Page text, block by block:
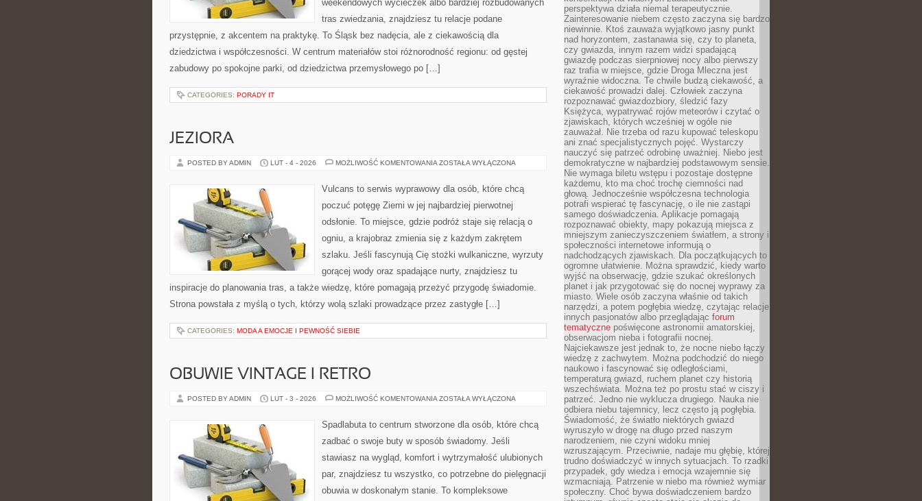
weekendowych wycieczek albo bardziej rozbudowanych
tras zwiedzania, znajdziesz tu relacje podane
przystępnie, z akcentem na praktykę. To Śląsk bez nadęcia, ale z ciekawością dla
dziedzictwa i współczesności. W centrum materiałów stoi różnorodność regionu: od gęstej
zabudowy po spokojne parki, od dziedzictwa przemysłowego po […]
CATEGORIES: PORADY IT
JEZIORA
POSTED BY ADMIN LUT - 4 - 2026 MOŻLIWOŚĆ KOMENTOWANIA JEZIORA
ZOSTAŁA WYŁĄCZONA
Vulcans to serwis wyprawowy dla osób, które chcą
poczuć potęgę Ziemi w jej najbardziej pierwotnej
odsłonie. To miejsce, gdzie podróż staje się relacją o
ogniu, a krajobraz zmienia się z każdym zakrętem
szlaku. Jeśli fascynują Cię stożki wulkaniczne, wyrzuty
gorącej wody oraz spadające nurty, znajdziesz tu
inspiracje do planowania tras, a także wiedzę, które pomagają przeżyć przygodę świadomie.
Strona powstała z myślą o tych, którzy wolą szlaki prowadzące przez zastygłe […]
CATEGORIES: MODA A EMOCJE I PEWNOŚĆ SIEBIE
OBUWIE VINTAGE I RETRO
POSTED BY ADMIN LUT - 3 - 2026 MOŻLIWOŚĆ KOMENTOWANIA OBUWIE
RETRO
ZOSTAŁA WYŁĄCZONA
Spadlabuta to centrum stworzone dla osób, które chcą
zadbać o swoje buty w sposób świadomy. Jeśli
stawiasz na wygląd, komfort i wytrzymałość ulubionych
par, znajdziesz tu wszystko, co potrzebne do pielęgnacji
obuwia w doskonałym stanie. To kompleksowe
perspektywa działa niemal terapeutycznie.
Zainteresowanie niebem często zaczyna się bardzo
niewinnie. Ktoś zauważa wyjątkowo jasny punkt
nad horyzontem, zastanawia się, czy to planeta,
czy gwiazda, innym razem widzi spadającą
gwiazdę podczas sierpniowej nocy albo pierwszy
raz trafia w miejsce, gdzie Droga Mleczna jest
wyraźnie widoczna. Te chwile budzą ciekawość, a
ciekawość prowadzi dalej. Człowiek zaczyna
rozpoznawać gwiazdozbiory, śledzić fazy
Księżyca, wypatrywać rojów meteorów i czytać o
zjawiskach, których wcześniej w ogóle nie
zauważał. Nie trzeba od razu kupować teleskopu
ani znać specjalistycznych pojęć. Wystarczy
nauczyć się patrzeć odrobinę uważniej. Niebo jest
demokratyczne w najbardziej podstawowym sensie.
Nie wymaga biletu wstępu i pozostaje dostępne
każdemu, kto ma choć trochę ciemności nad
głową. Jednocześnie współczesna technologia
potrafi wspierać tę fascynację, o ile nie zastąpi
samego doświadczenia. Aplikacje pomagają
rozpoznawać obiekty, mapy pokazują miejsca z
mniejszym zanieczyszczeniem światłem, a strony i
społeczności internetowe informują o
nadchodzących zjawiskach. Dla początkujących to
ogromne ułatwienie. Można sprawdzić, kiedy warto
wyjść na obserwację, gdzie szukać określonych
planet i jak przygotować się do nocnej wyprawy za
miasto. Wiele osób zaczyna właśnie od takich
narzędzi, a potem pogłębia wiedzę, czytając relacje
innych pasjonatów albo przeglądając forum
tematyczne poświęcone astronomii amatorskiej,
obserwacjom nieba i fotografii nocnej.
Najciekawsze jest jednak to, że nocne niebo łączy
wiedzę z zachwytem. Można podchodzić do niego
naukowo i fascynować się odległościami,
temperaturą gwiazd, ruchem planet czy historią
wszechświata. Można też po prostu stać w ciszy i
patrzeć. Jedno nie wyklucza drugiego. Nauka nie
odbiera niebu tajemnicy, lecz często ją pogłębia.
Świadomość, że światło niektórych gwiazd
wyruszyło w drogę na długo przed naszym
narodzeniem, nie czyni widoku mniej
wzruszającym. Przeciwnie, nadaje mu głębię, której
trudno doświadczyć w innych sytuacjach. To rzadki
przypadek, gdy wiedza i emocja wzajemnie się
wzmacniają. Patrzenie w niebo ma również wymiar
społeczny. Choć bywa doświadczeniem bardzo